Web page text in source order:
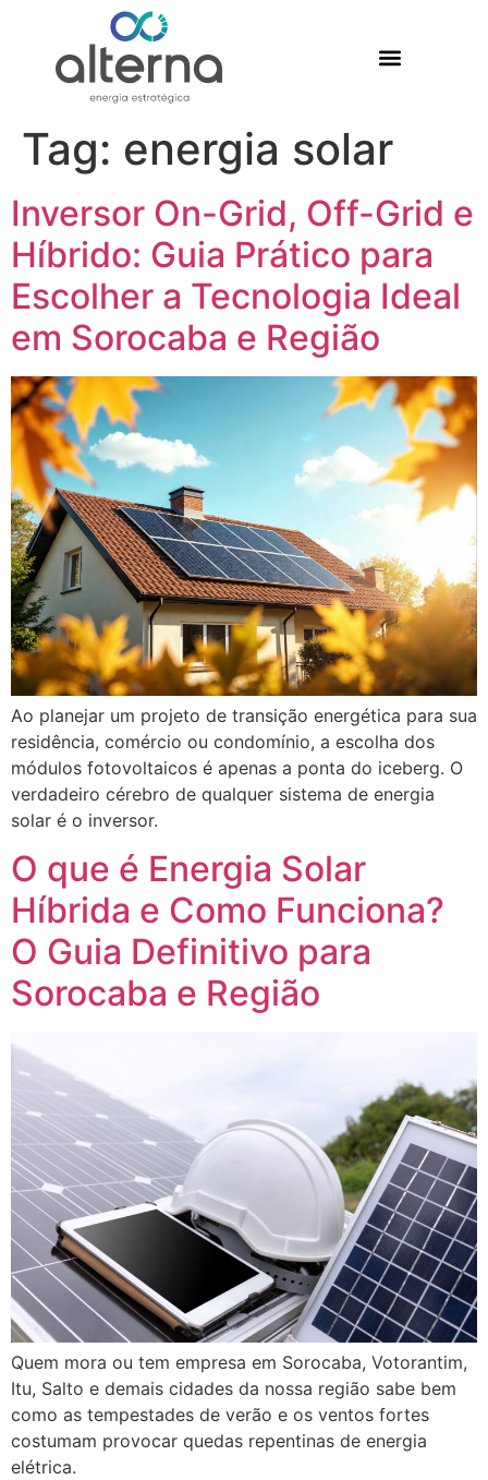
Tag: energia solar
Inversor On-Grid, Off-Grid e
Híbrido: Guia Prático para
Escolher a Tecnologia Ideal
em Sorocaba e Região
Ao planejar um projeto de transição energética para sua
residência, comércio ou condomínio, a escolha dos
módulos fotovoltaicos é apenas a ponta do iceberg. O
verdadeiro cérebro de qualquer sistema de energia
solar é o inversor.
O que é Energia Solar
Híbrida e Como Funciona?
O Guia Definitivo para
Sorocaba e Região
Quem mora ou tem empresa em Sorocaba, Votorantim,
Itu, Salto e demais cidades da nossa região sabe bem
como as tempestades de verão e os ventos fortes
costumam provocar quedas repentinas de energia
elétrica.